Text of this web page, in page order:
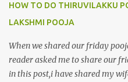
HOW TO DO THIRUVILAKKU
LAKSHMI POOJA
When we shared our friday
reader asked me to share our
in this post,i have shared my